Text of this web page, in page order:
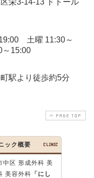
土曜 11:30～
15:00
駅より徒歩約5分
PAGE TOP
ック概要 CLINIC
中区 形成外科 美
美容外科 「にし